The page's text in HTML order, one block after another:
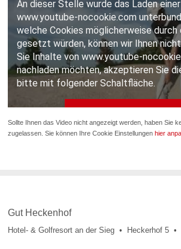
Sollte Ihnen das Video nicht angezeigt werden, haben Sie
zugelassen. Sie können Ihre Cookie Einstellungen hier
Gut Heckenhof
Hotel- & Golfresort an der Sieg • Heckerhof 5 •